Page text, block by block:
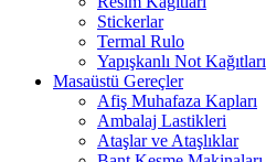
Stickerlar
Termal Rulo
Yapışkanlı Not Kağıtları
Masaüstü Gereçler
Afiş Muhafaza Kapları
Ambalaj Lastikleri
Ataşlar ve Ataşlıklar